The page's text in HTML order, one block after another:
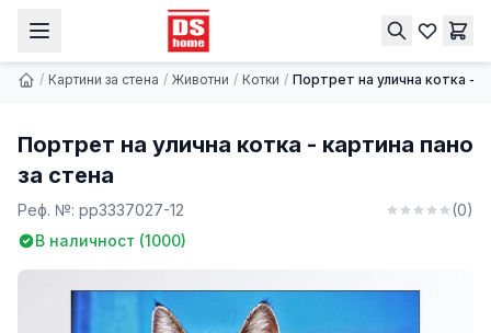
/ Картини за стена / Животни / Котки / Портрет на улична котка -
Портрет на улична котка - картина пано
за стена
Реф. №: pp3337027-12 (0)
В наличност (1000)
9.74 € | 19.05 лв. Купи